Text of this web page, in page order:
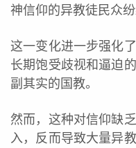
神信仰的异教徒民众
这一变化进一步强化
长期饱受歧视和逼迫
副其实的国教。
然而，这种对信仰缺
入，反而导致大量异